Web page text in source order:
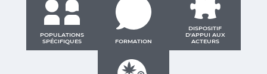
POPULATIONS
SPÉCIFIQUES
FORMATION
DISPOSITIF
D'APPUI AUX
ACTEURS